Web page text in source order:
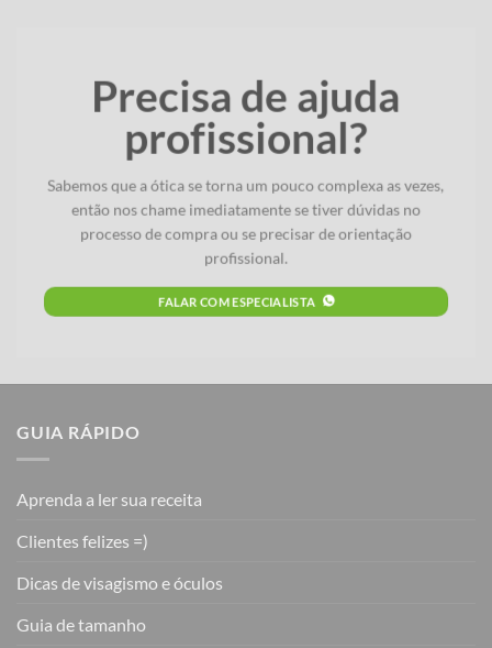
Precisa de ajuda
profissional?
Sabemos que a ótica se torna um pouco complexa as vezes,
então nos chame imediatamente se tiver dúvidas no
processo de compra ou se precisar de orientação
profissional.
FALAR COM ESPECIALISTA
GUIA RÁPIDO
Aprenda a ler sua receita
Clientes felizes =)
Dicas de visagismo e óculos
Guia de tamanho